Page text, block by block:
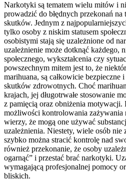
Narkotyki są tematem wielu mitów i
prowadzić do błędnych przekonań na
skutków. Jednym z
tylko osoby z niskim statusem
osobistymi stają się uzależnione od
uzależnienie może dotknąć każdego,
społecznego, wykształcenia czy
powszechnym mitem jest to, że
marihuana, są całkowicie bezpieczne
skutków zdrowotnych. Choć
krajach, jej długotrwałe stosowanie
z pamięcią oraz obniżenia
możliwości kontrolowania
wierzy, że mogą one używać
uzależnienia. Niestety, wiele osób nie
szybko można stracić kontrolę nad
również przekonanie, że osoby
ogarnąć” i przestać brać narkotyki.
wymagającą profesjonalnej pomocy
bliskich.